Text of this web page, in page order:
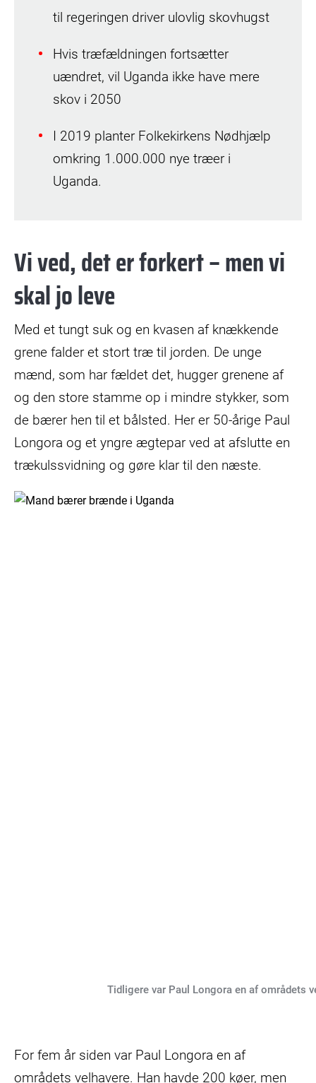
til regeringen driver ulovlig skovhugst
Hvis træfældningen fortsætter
uændret, vil Uganda ikke have mere
skov i 2050
I 2019 planter Folkekirkens Nødhjælp
omkring 1.000.000 nye træer i
Uganda.
Vi ved, det er forkert – men vi
skal jo leve
Med et tungt suk og en kvasen af knækkende
grene falder et stort træ til jorden. De unge
mænd, som har fældet det, hugger grenene af
og den store stamme op i mindre stykker, som
de bærer hen til et bålsted. Her er 50-årige Paul
Longora og et yngre ægtepar ved at afslutte en
trækulssvidning og gøre klar til den næste.
Tidligere var Paul Longora en af områdets
For fem år siden var Paul Longora en af
områdets velhavere. Han havde 200 køer, men